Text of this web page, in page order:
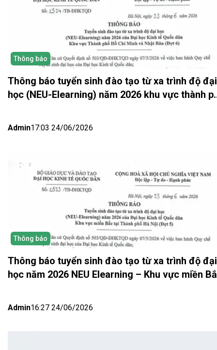
Thông báo
Thông báo tuyển sinh đào tạo từ xa trình độ đại
học (NEU-Elearning) năm 2026 khu vực thành
Admin17:03 24/06/2026
Thông báo
Thông báo tuyển sinh đào tạo từ xa trình độ đại
học năm 2026 NEU Elearning – Khu vực miền
Admin16:27 24/06/2026